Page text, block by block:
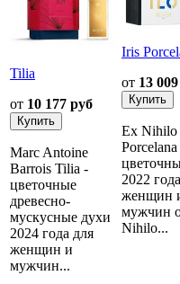
Tilia
от 10 177 руб
Marc Antoine
Barrois Tilia -
цветочные
древесно-
мускусные духи
2024 года для
женщин и
мужчин...
Iris
от 13
Ex Nihilo
2022
женщин
мужчин
Nihilo...